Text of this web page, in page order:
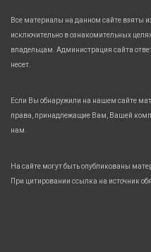
Все материалы на данном сайте взяты
исключительно в ознакомительных
владельцам. Администрация сайта
несет.
Если Вы обнаружили на нашем сайте
права, принадлежащие Вам, Вашей
нам.
На сайте могут быть опубликованы
При цитировании ссылка на источник